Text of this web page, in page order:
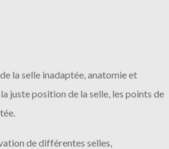
la selle inadaptée, anatomie et
juste position de la selle, les points de
de différentes selles,